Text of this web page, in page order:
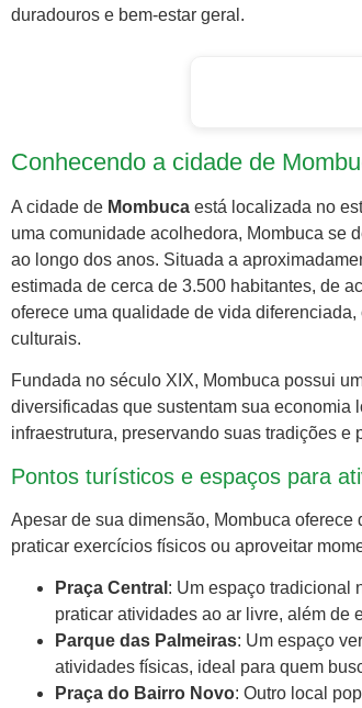
duradouros e bem-estar geral.
Conhecendo a cidade de
A cidade de Mombuca está localizada no
uma comunidade acolhedora, Mombuca se
ao longo dos anos. Situada a
estimada de cerca de 3.500 habitantes, de
oferece uma qualidade de vida
culturais.
Fundada no século XIX, Mombuca possui
diversificadas que sustentam sua economia
infraestrutura, preservando suas tradições e
Pontos turísticos e espaços para
Apesar de sua dimensão, Mombuca
praticar exercícios físicos ou aproveitar
Praça Central : Um espaço tradicional
praticar atividades ao ar livre, além de
Parque das Palmeiras: Um espaço
atividades físicas, ideal para quem
Praça do Bairro Novo: Outro local